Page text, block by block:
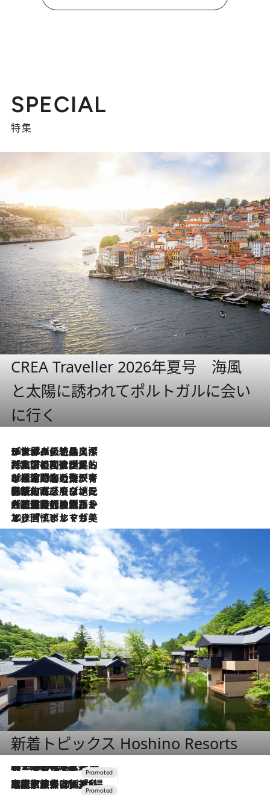
SPECIAL
特集
CREA Traveller 2026年夏号 海風
と太陽に誘われてポルトガルに会い
に行く
2026.8.8
リスボンの絶品スイーツ「パステル・デ・ナタ」とは？ポルトガル伝統の奥深い世界へ
2026.7.27
「私の祖国はポルトガル語です」国民的詩人フェルナンド・ペソアと、彼が愛した文学の街を歩く
2026.7.26
ポルトガル近海が育む極上の海の幸。キリリと冷えた白ワインと愉しむ、シーフード専門店の贅沢
2026.7.22
伝統の味をモダンに昇華。高感度な地元客が集う、リスボンの最旬ガストロノミー
2026.7.21
大航海時代の栄華から、震災、独裁、そして革命へ。ポルトガル・首都リスボンの石畳に刻まれた「歴史の光と影」
2026.7.13
エッセイ・ヤマザキマリ「慎ましくも美しき国 ポルトガル」
新着トピックス Hoshino Resorts
2026.8.7
【トンボの足水浴】ヒノキの香りに包まれて涼感マックス！約13℃の湧水かけ流しを避暑地「星野温泉 トンボの湯」で体験
2026.7.31
【ホテル帰省】という選択肢をOMOが提案。家族とほどよい距離を保つには「昼は実家、夜は気兼ねなくホテルで！」